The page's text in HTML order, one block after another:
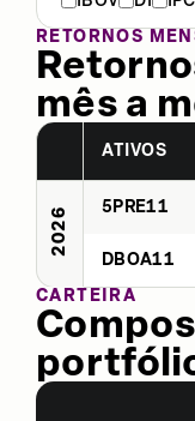
RETORNOS
mês a
ATIVOS
2026 5PRE11
DBOA11
CARTEIRA